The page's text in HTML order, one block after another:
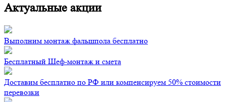
Актуальные акции
Выполним монтаж фальшпола бесплатно
Бесплатный Шеф-монтаж и смета
Доставим бесплатно по РФ или компенсируем 50% стоимости
перевозки